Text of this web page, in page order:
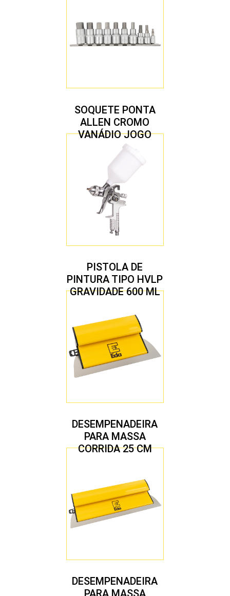
SOQUETE PONTA
ALLEN CROMO
VANÁDIO JOGO
COM 10 PEÇAS
PISTOLA DE
PINTURA TIPO HVLP
GRAVIDADE 600 ML
1,7 MM
DESEMPENADEIRA
PARA MASSA
CORRIDA 25 CM
DESEMPENADEIRA